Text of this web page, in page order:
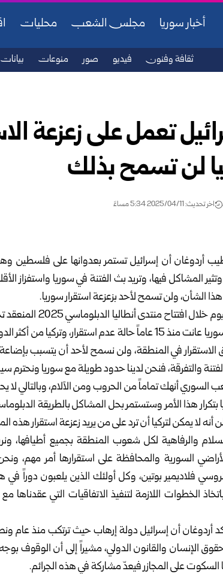
أخبار سوريا مجلس الشعب محليات
ثقافة وفنون فيديو صور منوعات
تعمل على زعزعة
لن تسمح بذلك
اخر تحديث: 2025/04/11 5:34 مساءً
أردوغان أن إسرائيل تستمر بعدوانها على فلسطين
المشاكل فيها، وتريد بث الفتنة في سوريا واستفزاز
الشأن، ولن تسمح لأحد بزعزعة استقرار سوريا.
وقال أردوغان في كلمة
عالم منقسم”: “نعلم بأن سوريا عانت منذ 15 عاماً حالة عدم
الاستقرار في المنطقة، ولن نسمح لأحد أن يتسبب
والتفرقة، فنحن لدينا حدود طويلة مع سوريا ونحترم
السوري أنهك تماماً من الحروب ومن الآلام، وبالتالي لا
هذا الأمر وستستمر بحل المشاكل بالطريقة
لا يمكن لتركيا أن ترد على من يريد زعزعة استقرار هذه
والرفاهية لكل شعوب المنطقة بجميع أطيافها،
السورية والمحافظة على استقرارها أمر مهم،
فلاديمير بوتين، وكل أولئك الذين يلعبون دوراً
الخطوات اللازمة لتنفيذ الاتفاقيات التي عقدناها مع
أردوغان أن إسرائيل دولة إرهاب حيث ترتكب منذ عام
الإنسان والقانون الدولي، مشيراً إلى أن الوقوف
السكوت على المجازر فيعدّ مشاركة في هذه الجرائم.